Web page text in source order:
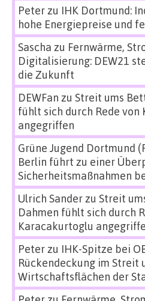
Peterzu IHK Dortmund:
hohe Energiepreise und
Sascha zu Fernwärme,
Digitalisierung: DEW21
die Zukunft
DEWFan zu Streit ums
fühlt sich durch Rede von
angegriffen
Grüne Jugend Dortmund
Berlin führt zu einer
Sicherheitsmaßnahmen
Ulrich Sanderzu Streit
Dahmen fühlt sich durch
Karacakurtoglu
Peterzu IHK-Spitze bei
Rückendeckung im Streit
Wirtschaftsflächen der